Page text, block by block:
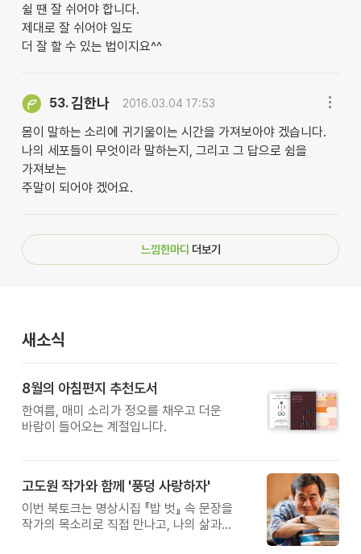
쉴 땐 잘 쉬어야 합니다.
제대로 잘 쉬어야 일도
더 잘 할 수 있는 법이지요^^
53.김한나 2016.03.04 17:53
몸이 말하는 소리에 귀기울이는 시간을 가져보아야 겠습니다.
나의 세포들이 무엇이라 말하는지, 그리고 그 답으로 쉼을
가져보는
주말이 되어야 겠어요.
느낌한마디 더보기
새소식
8월의 아침편지 추천도서
한여름, 매미 소리가 정오를 채우고 더운
바람이 들어오는 계절입니다.
고도원 작가와 함께 '풍덩 사랑하자'
이번 북토크는 명상시집 『밥 벗』 속 문장을
작가의 목소리로 직접 만나고, 나의 삶과